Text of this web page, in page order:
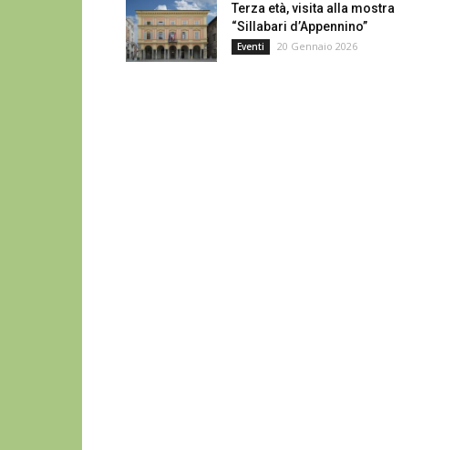
Terza età, visita alla mostra
“Sillabari d’Appennino”
Eventi 20 Gennaio 2026